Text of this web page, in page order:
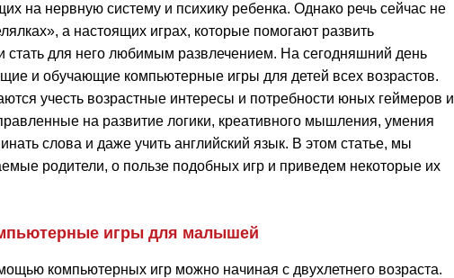
на нервную систему и психику ребенка. Однако речь сейчас не
а настоящих играх, которые помогают развить
стать для него любимым развлечением. На сегодняшний день
и обучающие компьютерные игры для детей всех возрастов.
учесть возрастные интересы и потребности юных геймеров и
на развитие логики, креативного мышления, умения
слова и даже учить английский язык. В этом статье, мы
родители, о пользе подобных игр и приведем некоторые их
игры для малышей
компьютерных игр можно начиная с двухлетнего возраста.